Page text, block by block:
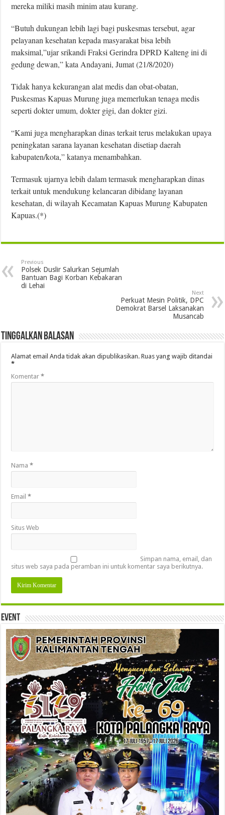
mereka miliki masih minim atau kurang.
“Butuh dukungan lebih lagi bagi puskesmas tersebut, agar
pelayanan kesehatan kepada masyarakat bisa lebih
maksimal,”ujar srikandi Fraksi Gerindra DPRD Kalteng ini di
gedung dewan,” kata Andayani, Jumat (21/8/2020)
Tidak hanya kekurangan alat medis dan obat-obatan,
Puskesmas Kapuas Murung juga memerlukan tenaga medis
seperti dokter umum, dokter gigi, dan dokter gizi.
“Kami juga mengharapkan dinas terkait terus melakukan upaya
peningkatan sarana layanan kesehatan disetiap daerah
kabupaten/kota,” katanya menambahkan.
Termasuk ujarnya lebih dalam termasuk mengharapkan dinas
terkait untuk mendukung kelancaran dibidang layanan
kesehatan, di wilayah Kecamatan Kapuas Murung Kabupaten
Kapuas.(*)
Previous
Polsek Duslir Salurkan Sejumlah
Bantuan Bagi Korban Kebakaran
di Lehai
Next
Perkuat Mesin Politik, DPC
Demokrat Barsel Laksanakan
Musancab
Tinggalkan Balasan
Alamat email Anda tidak akan dipublikasikan. Ruas yang wajib ditandai
*
Komentar*
Nama*
Email*
Situs Web
Simpan nama, email, dan
situs web saya pada peramban ini untuk komentar saya berikutnya.
Event